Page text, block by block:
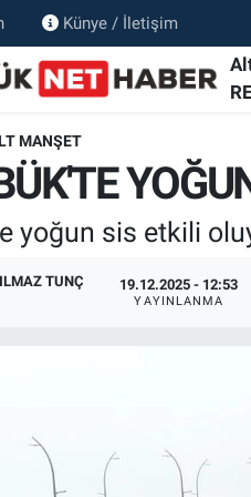
Künye / İletişim
MANŞET
yoğun sis etkili
TUNÇ 19.12.2025 - 12:53
YAYINLANMA